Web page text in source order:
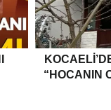
“HOCANIN